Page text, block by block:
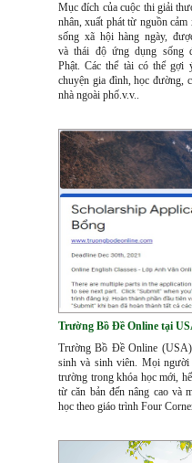
Mục đích của cuộc thi giải
nhân, xuất phát từ nguồn
sống xã hội hàng ngày,
và thái độ ứng dụng sống
Phật. Các thể tài có thể gợi
chuyện gia đình, học đường,
nhà ngoài phố.v.v..
Trường Bồ Đề Online tại
Trường Bồ Đề Online
sinh và sinh viên. Mọi người
trường trong khóa học mới,
từ căn bản đến nâng cao và
học theo giáo trình Four